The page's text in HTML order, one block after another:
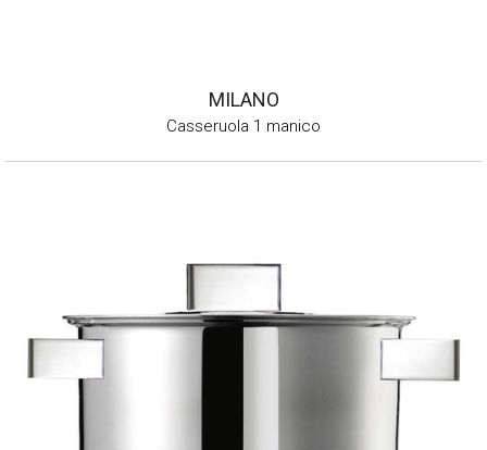
MILANO
Casseruola 1 manico